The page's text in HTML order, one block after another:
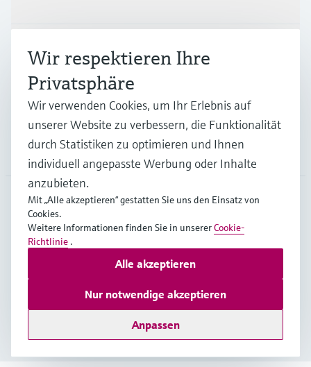
Branchen
Support
Unternehmen
AUT
Copyright © Endress+Hauser Group Services AG
Rechtliches und AGB Österreich
Wir respektieren Ihre
Privatsphäre
Wir verwenden Cookies, um Ihr Erlebnis auf
unserer Website zu verbessern, die Funktionalität
durch Statistiken zu optimieren und Ihnen
individuell angepasste Werbung oder Inhalte
anzubieten.
Mit „Alle akzeptieren“ gestatten Sie uns den Einsatz von
Cookies.
Weitere Informationen finden Sie in unsererCookie-
Richtlinie .
Anpassen
Nur notwendige akzeptieren
Alle akzeptieren